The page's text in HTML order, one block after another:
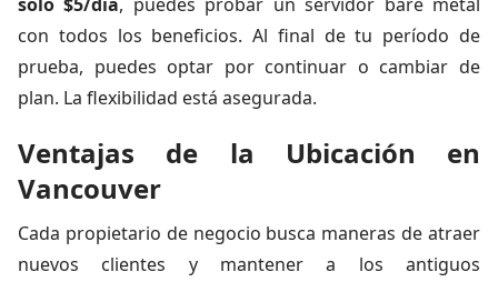
con todos los beneficios. Al final de tu período de
prueba, puedes optar por continuar o cambiar de
plan. La flexibilidad está asegurada.
Ventajas de la Ubicación en
Vancouver
Cada propietario de negocio busca maneras de atraer
nuevos clientes y mantener a los antiguos